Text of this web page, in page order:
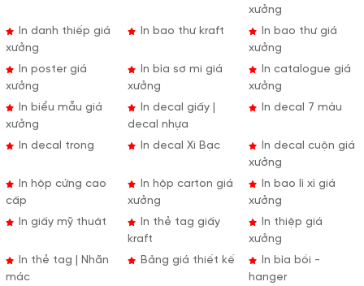
xưởng
In danh thiếp giá
xưởng
In bao thư kraft
In bao thư giá
xưởng
In poster giá
xưởng
In bìa sơ mi giá
xưởng
In catalogue giá
xưởng
In biểu mẫu giá
xưởng
In decal giấy |
decal nhựa
In decal 7 màu
In decal trong In decal Xi Bạc
In decal cuộn giá
xưởng
In hộp cứng cao
cấp
In hộp carton giá
xưởng
In bao lì xì giá
xưởng
In giấy mỹ thuật
In thẻ tag giấy
kraft
In thiệp giá
xưởng
In thẻ tag | Nhãn
mác
Bảng giá thiết kế
In bìa bồi -
hanger